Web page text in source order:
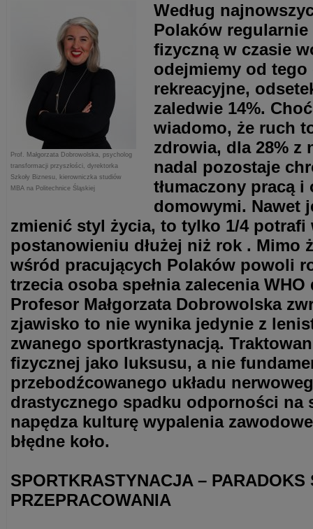
Prof. Małgorzata Dobrowolska, psycholog
transformacji przyszłości, dyrektorka
Szkoły Biznesu, kierowniczka studiów
MBA na Politechnice Śląskiej
Według
Polaków
fizyczną w czasie
odejmiemy od tego
rekreacyjne,
zaledwie 14%.
wiadomo, że ruch
zdrowia, dla 28% z
nadal pozostaje
tłumaczony pracą i
domowymi. Nawet
zmienić styl życia, to tylko 1/4
postanowieniu dłużej niż rok . Mimo
wśród pracujących Polaków powoli
trzecia osoba spełnia zalecenia
Profesor Małgorzata Dobrowolska
zjawisko to nie wynika jedynie z
zwanego sportkrastynacją.
fizycznej jako luksusu, a nie
przebodźcowanego układu
drastycznego spadku odporności na
napędza kulturę wypalenia
błędne koło.
SPORTKRASTYNACJA – PARADOKS
PRZEPRACOWANIA